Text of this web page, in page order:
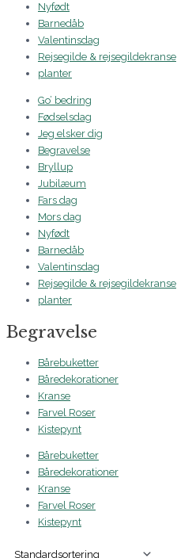
Nyfødt
Barnedåb
Valentinsdag
Rejsegilde & rejsegildekranse
planter
Go’ bedring
Fødselsdag
Jeg elsker dig
Begravelse
Bryllup
Jubilæum
Fars dag
Mors dag
Nyfødt
Barnedåb
Valentinsdag
Rejsegilde & rejsegildekranse
planter
Begravelse
Bårebuketter
Båredekorationer
Kranse
Farvel Roser
Kistepynt
Bårebuketter
Båredekorationer
Kranse
Farvel Roser
Kistepynt